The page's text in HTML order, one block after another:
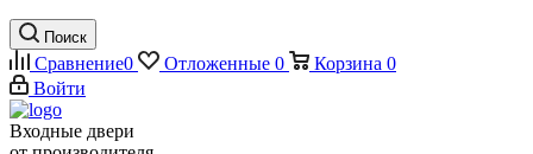
Поиск
Сравнение0 Отложенные 0 Корзина 0
Войти
Входные двери